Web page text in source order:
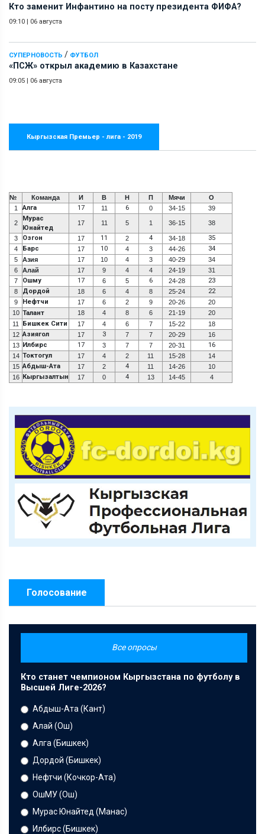
Кто заменит Инфантино на посту президента ФИФА?
09:10 06 августа
СУПЕРНОВОСТЬ / ФУТБОЛ
«ПСЖ» открыл академию в Казахстане
09:05 06 августа
Кыргызская Премьер - лига - 2019
№ Команда И В Н П Мячи
О
1
Алга 17 11 6 0 34-15 39
2
Мурас
Юнайтед
17 11 5 1 36-15 38
3 Озгон 17 11 2 4 34-18 35
4 Барс 17 10 4 3 44-26 34
5 Азия 17 10 4 3 40-29
34
6
Алай 17 9 4 4 24-19
31
7
Ошму 17 6 5 6 24-28 23
8 Дордой 18 6 4 8 25-24 22
9 Нефтчи 17 6 2 9 20-26
20
10 Талант 18 4 8 6 21-19
20
11
Бишкек Сити 17 4 6 7 15-22
18
12 Азиягол 17 3 7 7 20-29
16
13
Илбирс 17 3 7 7 20-31 16
14 Токтогул 17 4 2 11 15-28
14
15 Абдыш-Ата 17 2 4 11 14-26
10
16
Кыргызалтын 17 0 4 13 14-45 4
Голосование
Все опросы
Кто станет чемпионом Кыргызстана по футболу в
Высшей Лиге-2026?
Абдыш-Ата (Кант)
Алай (Ош)
Алга (Бишкек)
Дордой (Бишкек)
Нефтчи (Кочкор-Ата)
ОшМУ (Ош)
Мурас Юнайтед (Манас)
Илбирс (Бишкек)